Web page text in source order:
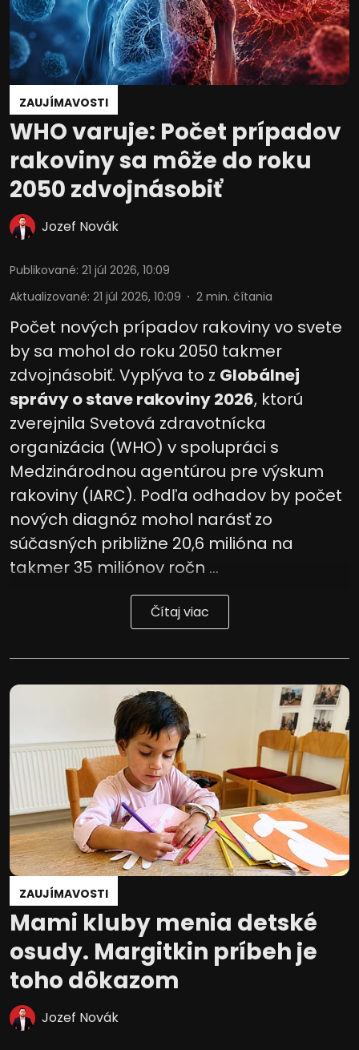
ZAUJÍMAVOSTI
WHO varuje: Počet prípadov
rakoviny sa môže do roku
2050 zdvojnásobiť
Jozef Novák
Publikované: 21 júl 2026, 10:09
Aktualizované: 21 júl 2026, 10:09 2 min. čítania
Počet nových prípadov rakoviny vo svete
by sa mohol do roku 2050 takmer
zdvojnásobiť. Vyplýva to z Globálnej
správy o stave rakoviny 2026, ktorú
zverejnila Svetová zdravotnícka
organizácia (WHO) v spolupráci s
Medzinárodnou agentúrou pre výskum
rakoviny (IARC). Podľa odhadov by počet
nových diagnóz mohol narásť zo
súčasných približne 20,6 milióna na
takmer 35 miliónov ročn ...
Čítaj viac
ZAUJÍMAVOSTI
Mami kluby menia detské
osudy. Margitkin príbeh je
toho dôkazom
Jozef Novák